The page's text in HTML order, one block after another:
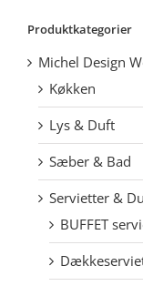
Produktkategorier
Michel Design
Køkken
Lys & Duft
Sæber & Bad
Servietter &
BUFFET